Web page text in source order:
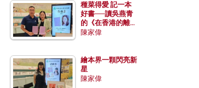
Copy
種菜得愛 記一本
好書──讀吳燕青
的《在香港的離島
種菜》
陳家偉
繪本界一顆閃亮新
星
陳家偉